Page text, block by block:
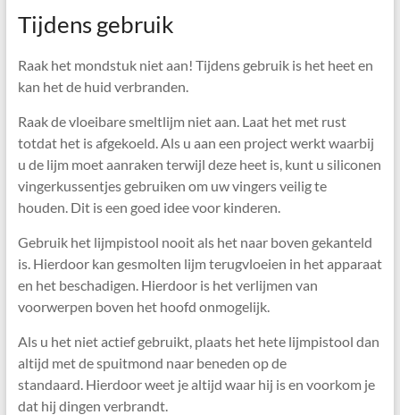
Tijdens gebruik
Raak het mondstuk niet aan! Tijdens gebruik is het heet en
kan het de huid verbranden.
Raak de vloeibare smeltlijm niet aan. Laat het met rust
totdat het is afgekoeld. Als u aan een project werkt waarbij
u de lijm moet aanraken terwijl deze heet is, kunt u siliconen
vingerkussentjes gebruiken om uw vingers veilig te
houden. Dit is een goed idee voor kinderen.
Gebruik het lijmpistool nooit als het naar boven gekanteld
is. Hierdoor kan gesmolten lijm terugvloeien in het apparaat
en het beschadigen. Hierdoor is het verlijmen van
voorwerpen boven het hoofd onmogelijk.
Als u het niet actief gebruikt, plaats het hete lijmpistool dan
altijd met de spuitmond naar beneden op de
standaard. Hierdoor weet je altijd waar hij is en voorkom je
dat hij dingen verbrandt.